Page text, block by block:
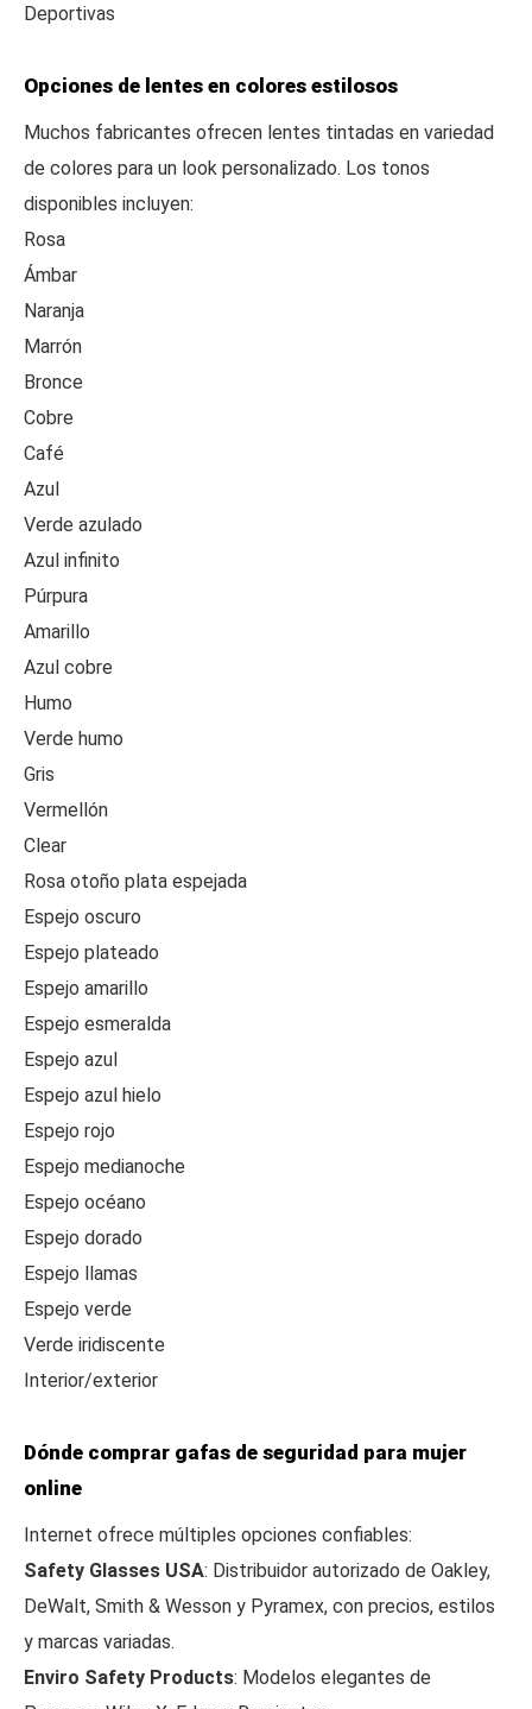
Deportivas
Opciones de lentes en colores estilosos
Muchos fabricantes ofrecen lentes tintadas en variedad
de colores para un look personalizado. Los tonos
disponibles incluyen:
Rosa
Ámbar
Naranja
Marrón
Bronce
Cobre
Café
Azul
Verde azulado
Azul infinito
Púrpura
Amarillo
Azul cobre
Humo
Verde humo
Gris
Vermellón
Clear
Rosa otoño plata espejada
Espejo oscuro
Espejo plateado
Espejo amarillo
Espejo esmeralda
Espejo azul
Espejo azul hielo
Espejo rojo
Espejo medianoche
Espejo océano
Espejo dorado
Espejo llamas
Espejo verde
Verde iridiscente
Interior/exterior
Dónde comprar gafas de seguridad para mujer
online
Internet ofrece múltiples opciones confiables:
Safety Glasses USA: Distribuidor autorizado de Oakley,
DeWalt, Smith & Wesson y Pyramex, con precios, estilos
y marcas variadas.
Enviro Safety Products: Modelos elegantes de